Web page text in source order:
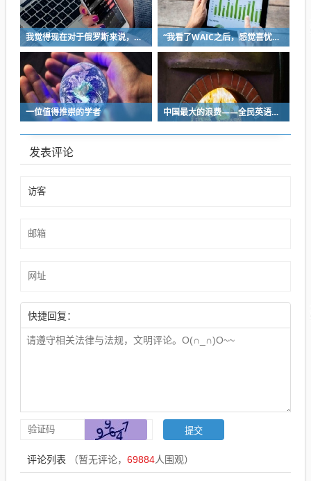
我觉得现在对于俄罗斯来说，最重要的是人口而不是继续扩大领土 “我看了WAIC之后，感觉喜忧参半，或者说喜60%忧40%”
一位值得推崇的学者 中国最大的浪费——全民英语内卷与空耗
发表评论
快捷回复：
评论列表 （暂无评论， 69884人围观）